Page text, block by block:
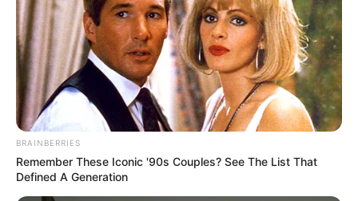
Συνελήφθησαν δύο -2- αλλοδαποί, χθες (08-
10-2024) το απόγευμα, στην ευρύτερη
περιοχή της Χαλκίδας Ευβοίας, από
αστυνομικούς του Τμήματος Ασφαλείας
Χαλκίδας, για παράβαση της νομοθεσίας περί
τελωνειακού κώδικα και περί αλλοδαπών.
BRAINBERRIES
Remember These Iconic '90s Couples? See The List That
Defined A Generation